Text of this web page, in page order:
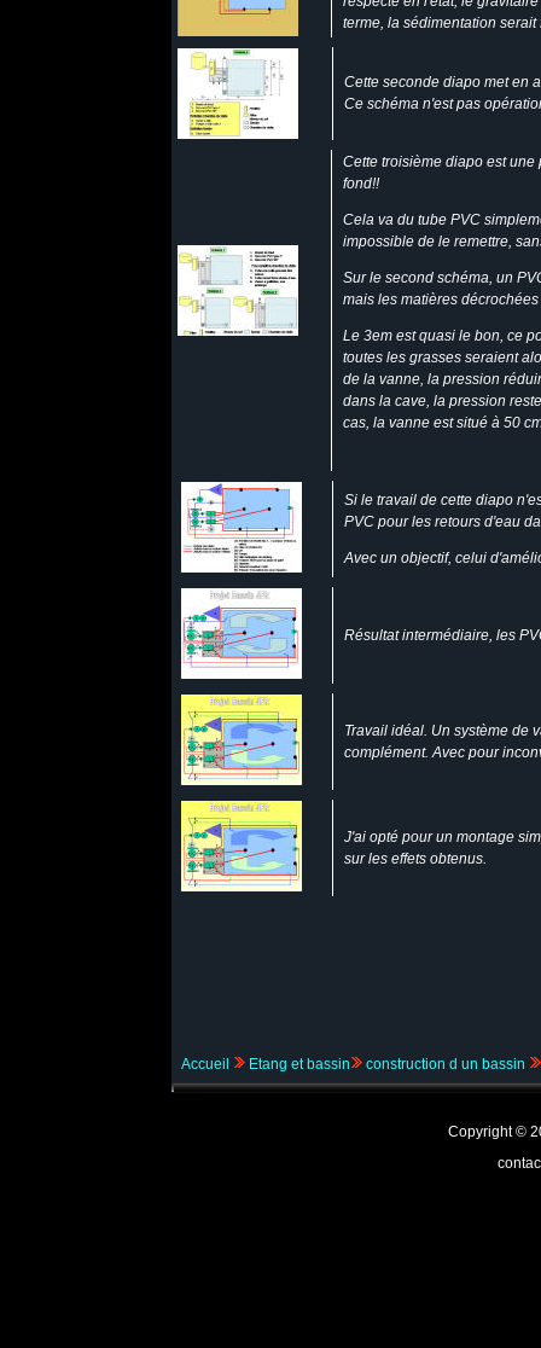
terme, la sédimentation
Cette seconde diapo met en
Ce schéma n'est pas
Cette troisième diapo est
fond!!
Cela va du tube PVC
impossible de le remettre,
Sur le second schéma, un
mais les matières
Le 3em est quasi le bon, ce
toutes les grasses seraient
de la vanne, la pression
dans la cave, la pression
cas, la vanne est situé à 50
Si le travail de cette diapo
PVC pour les retours d'eau
Avec un objectif, celui
Résultat intermédiaire, les
Travail idéal. Un système de
complément. Avec pour
J'ai opté pour un montage
sur les effets obtenus.
Accueil Etang et bassin construction d un bassin
Copyright ©